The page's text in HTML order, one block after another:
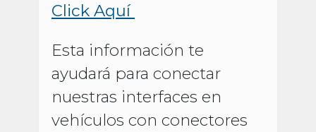
Click Aquí
Esta información te
ayudará para conectar
nuestras interfaces en
vehículos con conectores